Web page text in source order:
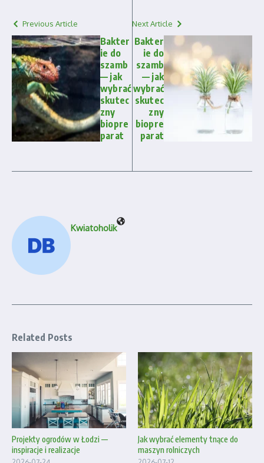
Previous Article
Bakter
ie do
szamb
— jak
wybrać
skutec
zny
biopre
parat
Next Article
Bakter
ie do
szamb
— jak
wybrać
skutec
zny
biopre
parat
Kwiatoholik
Related Posts
Projekty ogrodów w Łodzi —
inspiracje i realizacje
Jak wybrać elementy tnące do
maszyn rolniczych